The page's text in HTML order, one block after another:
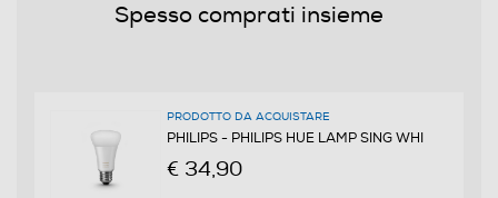
Protocollo Z-Wave
Spesso comprati insieme
PRODOTTO DA ACQUISTARE
PHILIPS - PHILIPS HUE LAMP SING WHI
€ 34,90